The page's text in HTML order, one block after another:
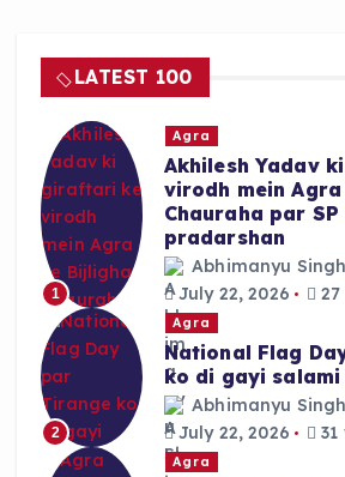
o
o
k
p
p
LATEST 100
1
Agra
Akhilesh Yadav
virodh mein
Chauraha par SP
pradarshan
Abhimanyu Singh
July 22, 2026
2
Agra
National Flag
ko di gayi salami
Abhimanyu Singh
July 22, 2026
31
Agra